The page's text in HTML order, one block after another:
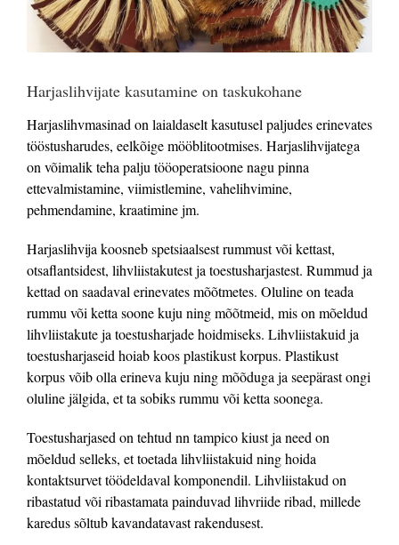
Harjaslihvijate kasutamine on taskukohane
Harjaslihvmasinad on laialdaselt kasutusel paljudes erinevates
tööstusharudes, eelkõige mööblitootmises. Harjaslihvijatega
on võimalik teha palju tööoperatsioone nagu pinna
ettevalmistamine, viimistlemine, vahelihvimine,
pehmendamine, kraatimine jm.
Harjaslihvija koosneb spetsiaalsest rummust või kettast,
otsaflantsidest, lihvliistakutest ja toestusharjastest. Rummud ja
kettad on saadaval erinevates mõõtmetes. Oluline on teada
rummu või ketta soone kuju ning mõõtmeid, mis on mõeldud
lihvliistakute ja toestusharjade hoidmiseks. Lihvliistakuid ja
toestusharjaseid hoiab koos plastikust korpus. Plastikust
korpus võib olla erineva kuju ning mõõduga ja seepärast ongi
oluline jälgida, et ta sobiks rummu või ketta soonega.
Toestusharjased on tehtud nn tampico kiust ja need on
mõeldud selleks, et toetada lihvliistakuid ning hoida
kontaktsurvet töödeldaval komponendil. Lihvliistakud on
ribastatud või ribastamata painduvad lihvriide ribad, millede
karedus sõltub kavandatavast rakendusest.